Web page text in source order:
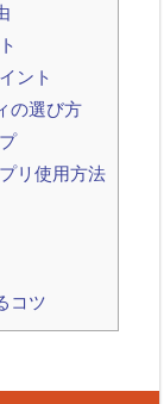
ント
の選び方
リ使用方法
コツ